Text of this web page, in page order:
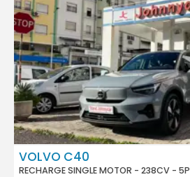
VOLVO C40
RECHARGE SINGLE MOTOR - 238CV - 5P